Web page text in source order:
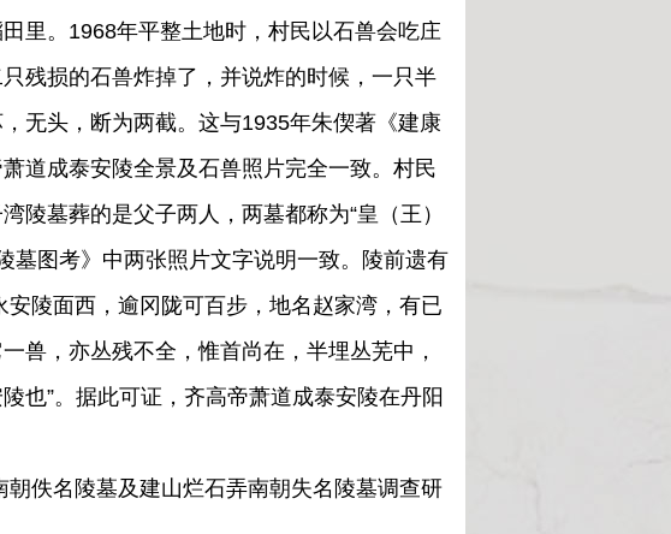
里。1968年平整土地时，村民以石兽会吃庄
残损的石兽炸掉了，并说炸的时候，一只半
无头，断为两截。这与1935年朱偰著《建康
道成泰安陵全景及石兽照片完全一致。村民
陵墓葬的是父子两人，两墓都称为“皇（王）
墓图考》中两张照片文字说明一致。陵前遗有
陵面西，逾冈陇可百步，地名赵家湾，有已
兽，亦丛残不全，惟首尚在，半埋丛芜中，
”。据此可证，齐高帝萧道成泰安陵在丹阳
佚名陵墓及建山烂石弄南朝失名陵墓调查研